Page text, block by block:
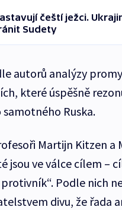
čeští ježci.
Sudety
autorů analýzy
které úspěšně
Ruska.
Martijn Kitzen a
jsou ve válce cílem –
protivník“. Podle nich
divu, že řada